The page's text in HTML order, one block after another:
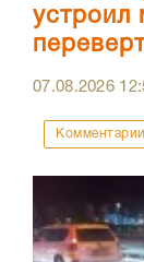
устроил
07.08.2026
Комментарии